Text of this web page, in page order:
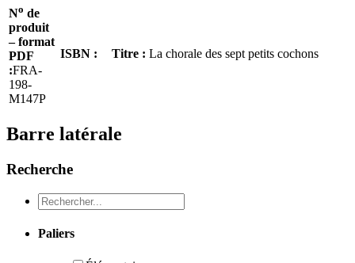
No de
produit
– format
PDF
:FRA-
198-
M147P
ISBN : Titre : La chorale des sept petits cochons
Barre latérale
Recherche
Recheche
Paliers